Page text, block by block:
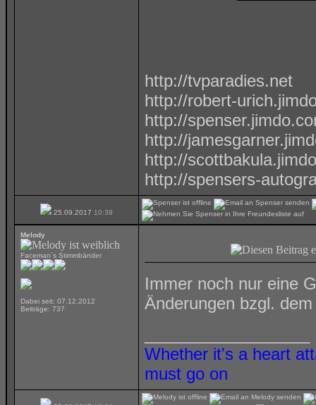
http://tvparadies.net
http://robert-
http://
http://
http://
http://spensers-
25.09.2017 10:39
Melody
Faceman´s Stimmbänder
Dabei seit: 07.12.2012
Beiträge: 737
Immer noch nur eine
Änderungen bzgl.
Whether it's a heart
must go on